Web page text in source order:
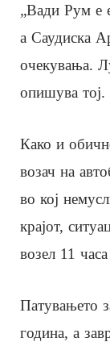
„Вади Рум е
а Саудиска
очекувања.
опишува тој.
Како и
возач на
во кој
крајот,
возел 11
Патувањето
година, а